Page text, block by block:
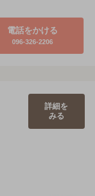
電話をかける
096-326-2206
詳細を
みる